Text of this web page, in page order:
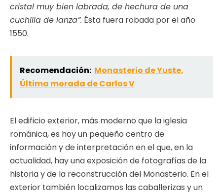
cristal muy bien labrada, de hechura de una
cuchilla de lanza”. Ésta fuera robada por el año
1550.
Recomendación: Monasterio de Yuste.
Última morada de Carlos V
El edificio exterior, más moderno que la iglesia
románica, es hoy un pequeño centro de
información y de interpretación en el que, en la
actualidad, hay una exposición de fotografías de la
historia y de la reconstrucción del Monasterio. En el
exterior también localizamos las caballerizas y un